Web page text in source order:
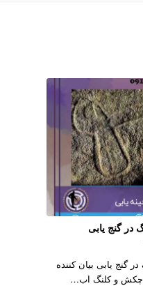
گنج یابی
گنج یابی بیان کننده
چکش و کلنگ اب…